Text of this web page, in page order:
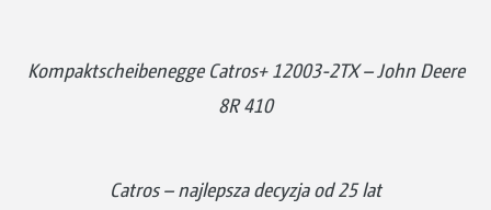
Kompaktscheibenegge Catros+ 12003-2TX – John Deere
8R 410
Catros – najlepsza decyzja od 25 lat